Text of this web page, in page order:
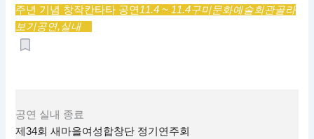
주년 기념 창작칸타타 공연 11.4 ~ 11.4구미문화예술회관골라
보기공연,실내
공연 실내 종료
제34회 새마을여성합창단 정기연주회